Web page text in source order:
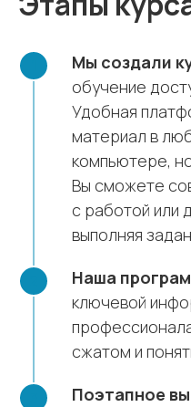
Мы создали
обучение
Удобная
материал в
компьютере,
Вы сможете
с работой или
выполняя
Наша
ключевой
сжатом и
Поэтапное